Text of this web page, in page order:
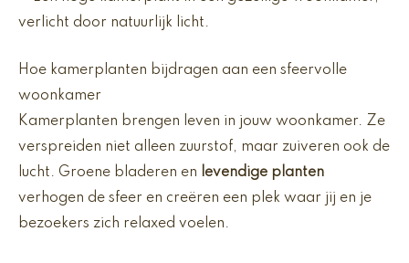
Hoe kamerplanten bijdragen aan een sfeervolle
woonkamer
Kamerplanten brengen leven in jouw woonkamer. Ze
verspreiden niet alleen zuurstof, maar zuiveren ook de
lucht. Groene bladeren en
levendige planten
verhogen de sfeer en creëren een plek waar jij en je
bezoekers zich relaxed voelen.